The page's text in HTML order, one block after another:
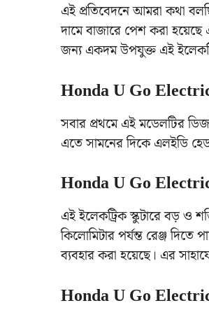
এই প্রতিবেদনে আমরা কথা
দামে বাজারে পেশ করা হয়েছে
জন্য একদম উপযুক্ত এই
Honda U Go
সবার প্রথমে এই মডেলটির
এতে সামনের দিকে এলইডি
Honda U Go
এই ইলেকট্রিক স্কুটারে বড় ও
কিলোমিটার পর্যন্ত রেঞ্জ
ব্যবহার করা হয়েছে। এর
Honda U Go